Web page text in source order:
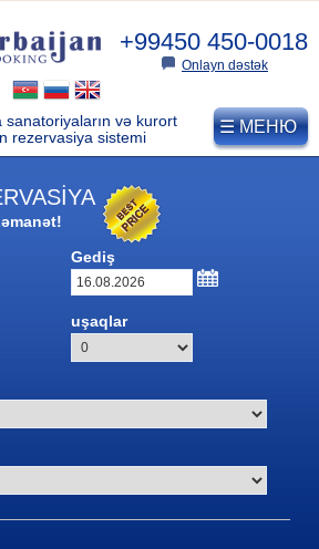
sanatoriyaların və kurort
rezervasiya sistemi
+99450 450-0018
Onlayn dəstək
☰ МЕНЮ
Gediş
uşaqlar